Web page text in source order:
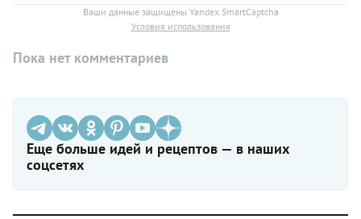
Ваши данные защищены Yandex SmartCaptcha
Условия использования
Пока нет комментариев
Еще больше идей и рецептов — в наших
соцсетях